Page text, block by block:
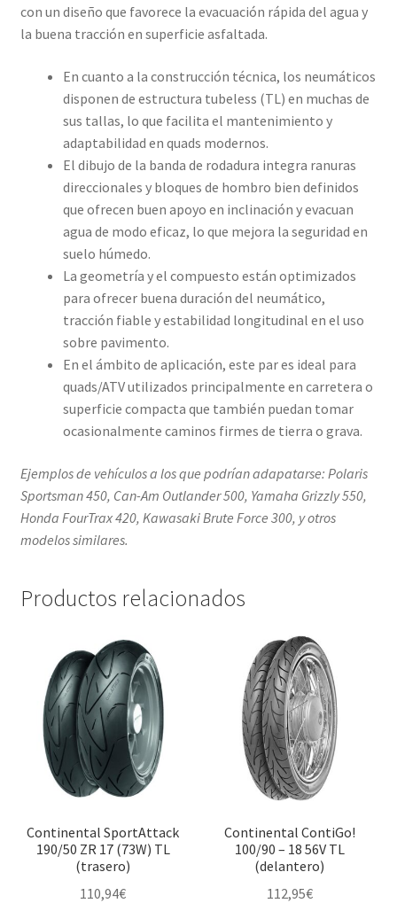
con un diseño que favorece la evacuación rápida del agua y
la buena tracción en superficie asfaltada.
En cuanto a la construcción técnica, los neumáticos
disponen de estructura tubeless (TL) en muchas de
sus tallas, lo que facilita el mantenimiento y
adaptabilidad en quads modernos.
El dibujo de la banda de rodadura integra ranuras
direccionales y bloques de hombro bien definidos
que ofrecen buen apoyo en inclinación y evacuan
agua de modo eficaz, lo que mejora la seguridad en
suelo húmedo.
La geometría y el compuesto están optimizados
para ofrecer buena duración del neumático,
tracción fiable y estabilidad longitudinal en el uso
sobre pavimento.
En el ámbito de aplicación, este par es ideal para
quads/ATV utilizados principalmente en carretera o
superficie compacta que también puedan tomar
ocasionalmente caminos firmes de tierra o grava.
Ejemplos de vehículos a los que podrían adapatarse: Polaris
Sportsman 450, Can-Am Outlander 500, Yamaha Grizzly 550,
Honda FourTrax 420, Kawasaki Brute Force 300, y otros
modelos similares.
Productos relacionados
Continental SportAttack
190/50 ZR 17 (73W) TL
(trasero)
110,94€
Continental ContiGo!
100/90 – 18 56V TL
(delantero)
112,95€